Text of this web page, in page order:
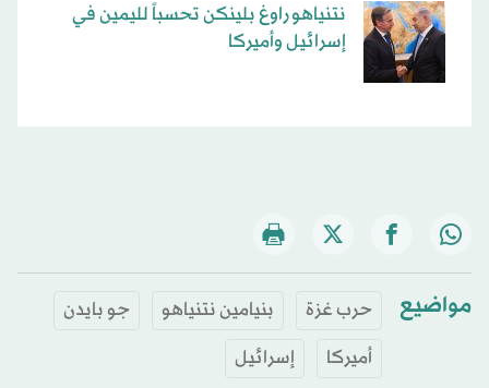
نتنياهو راوغ بلينكن تحسباً لليمين في
إسرائيل وأميركا
مواضيع حرب غزة بنيامين نتنياهو
جو بايدن
أميركا
إسرائيل